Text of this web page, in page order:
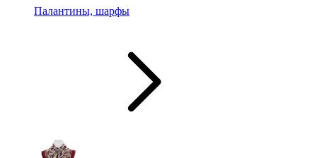
Палантины, шарфы